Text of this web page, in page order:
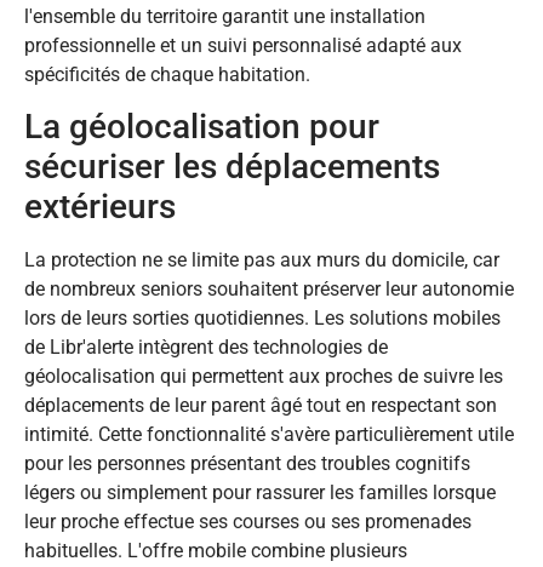
l'ensemble du territoire garantit une installation
professionnelle et un suivi personnalisé adapté aux
spécificités de chaque habitation.
La géolocalisation pour
sécuriser les déplacements
extérieurs
La protection ne se limite pas aux murs du domicile, car
de nombreux seniors souhaitent préserver leur autonomie
lors de leurs sorties quotidiennes. Les solutions mobiles
de Libr'alerte intègrent des technologies de
géolocalisation qui permettent aux proches de suivre les
déplacements de leur parent âgé tout en respectant son
intimité. Cette fonctionnalité s'avère particulièrement utile
pour les personnes présentant des troubles cognitifs
légers ou simplement pour rassurer les familles lorsque
leur proche effectue ses courses ou ses promenades
habituelles. L'offre mobile combine plusieurs